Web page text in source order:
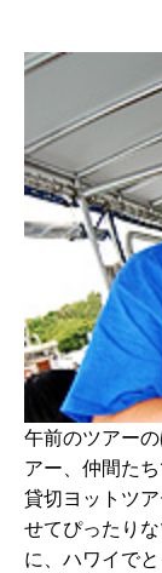
午前のツアー
アー、仲間た
貸切ヨットツ
せてぴったり
に、ハワイで